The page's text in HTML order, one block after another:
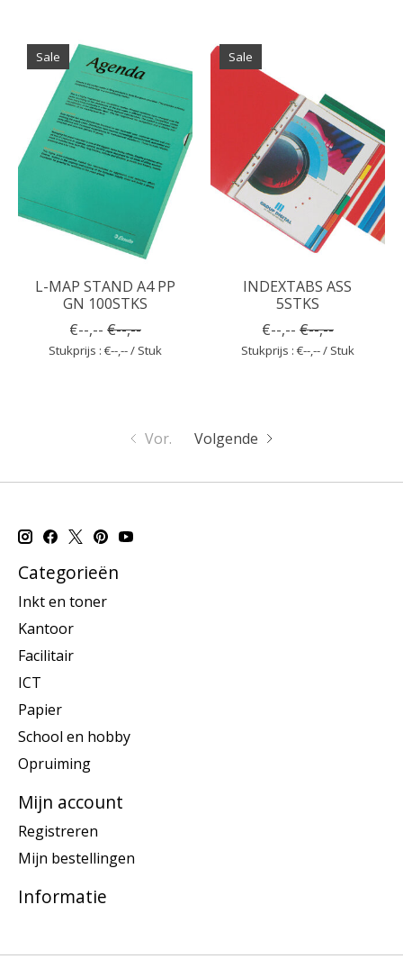
Sale
L-MAP STAND A4 PP
GN 100STKS
€--,-- €--,--
Stukprijs : €--,-- / Stuk
Sale
INDEXTABS ASS
5STKS
€--,-- €--,--
Stukprijs : €--,-- / Stuk
Vor. Volgende
Categorieën
Inkt en toner
Kantoor
Facilitair
ICT
Papier
School en hobby
Opruiming
Mijn account
Registreren
Mijn bestellingen
Informatie